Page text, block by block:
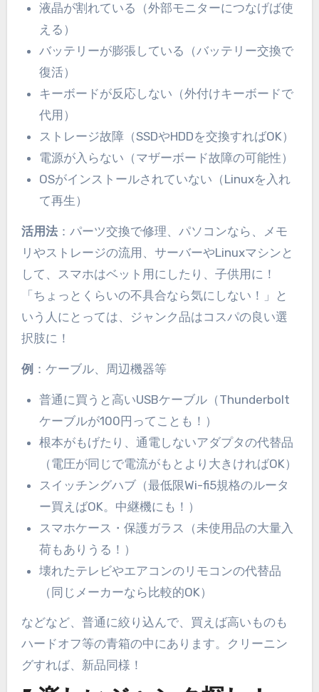
液晶が割れている（外部モニターにつなげば使
える）
バッテリーが膨張している（バッテリー交換で
復活）
キーボードが反応しない（外付けキーボードで
代用）
ストレージ故障（SSDやHDDを交換すればOK）
電源が入らない（マザーボード故障の可能性）
OSがインストールされていない（Linuxを入れ
て再生）
活用法：パーツ交換で修理、パソコンなら、メモ
リやストレージの流用、サーバーやLinuxマシンと
して、スマホはベット用にしたり、子供用に！
「ちょっとくらいの不具合なら気にしない！」と
いう人にとっては、ジャンク品はコスパの良い選
択肢に！
例 ：ケーブル、周辺機器等
普通に買うと高いUSBケーブル（Thunderbolt
ケーブルが100円ってことも！）
根本がもげたり、通電しないアダプタの代替品
（電圧が同じで電流がもとより大きければOK）
スイッチングハブ（最低限Wi-fi5規格のルータ
ー買えばOK。中継機にも！）
スマホケース・保護ガラス（未使用品の大量入
荷もありうる！）
壊れたテレビやエアコンのリモコンの代替品
（同じメーカーなら比較的OK）
などなど、普通に絞り込んで、買えば高いものも
ハードオフ等の青箱の中にあります。クリーニン
グすれば、新品同様！